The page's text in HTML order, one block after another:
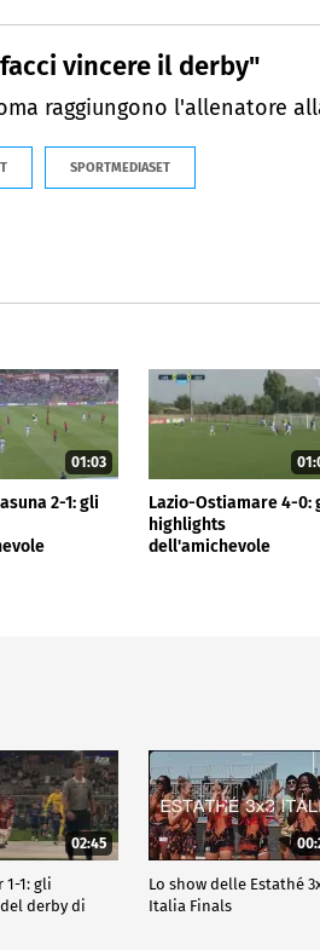
vincere il derby"
raggiungono l'allenatore
SPORTMEDIASET
01:03
2-1: gli
Lazio-Ostiamare 4-0:
highlights
dell'amichevole
02:45
1: gli
derby di
Lo show delle Estathé
Italia Finals